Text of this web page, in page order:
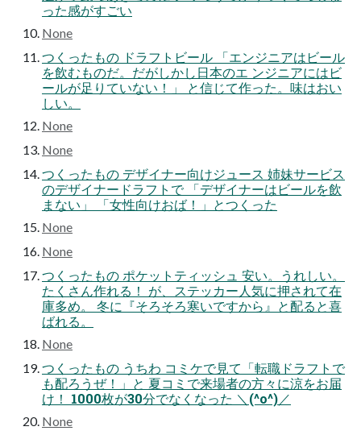
った感がすごい
None
つくったもの ドラフトビール 「エンジニアはビール
を飲むものだ。だがしかし日本のエ ンジニアにはビ
ールが足りていない！」 と信じて作った。味はおい
しい。
None
None
つくったもの デザイナー向けジュース 姉妹サービス
のデザイナードラフトで 「デザイナーはビールを飲
まない」 「女性向けおば！」とつくった
None
None
つくったもの ポケットティッシュ 安い。うれしい。
たくさん作れる！ が、ステッカー人気に押されて在
庫多め。 冬に『そろそろ寒いですから』と配ると喜
ばれる。
None
つくったもの うちわ コミケで見て「転職ドラフトで
も配ろうぜ！」と 夏コミで来場者の方々に涼をお届
け！ 1000枚が30分でなくなった ＼(^o^)／
None